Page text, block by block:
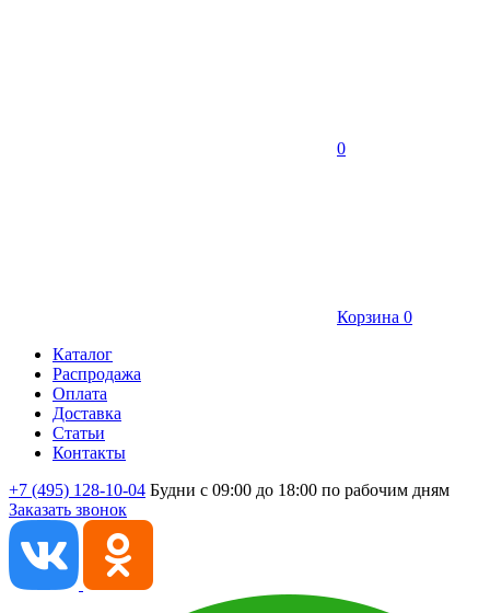
0
Корзина 0
Каталог
Распродажа
Оплата
Доставка
Статьи
Контакты
+7 (495) 128-10-04 Будни с 09:00 до 18:00 по рабочим дням
Заказать звонок